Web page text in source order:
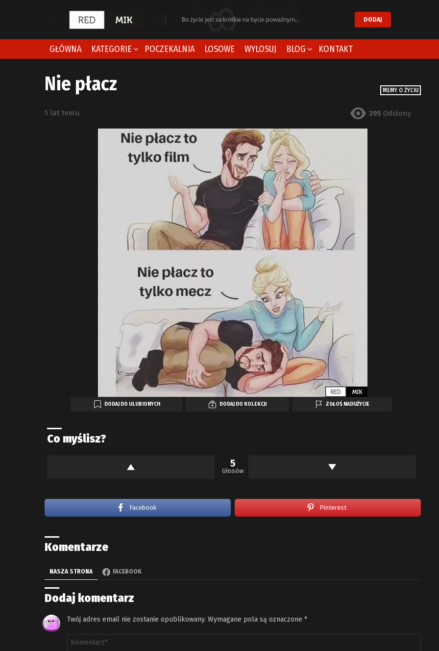
DODAJ
GŁÓWNA KATEGORIE POCZEKALNIA LOSOWE WYLOSUJ BLOG KONTAKT
MEMY O ŻYCIU
Nie płacz
5 lat temu 395 Odsłony
DODAJ DO ULUBIONYCH DODAJ DO KOLEKCJI ZGŁOŚ NADUŻYCIE
Co myślisz?
5
Głosów
Facebook Pinterest
Komentarze
NASZA STRONA FACEBOOK
Dodaj komentarz
Twój adres email nie zostanie opublikowany. Wymagane pola są oznaczone *
Komentarz